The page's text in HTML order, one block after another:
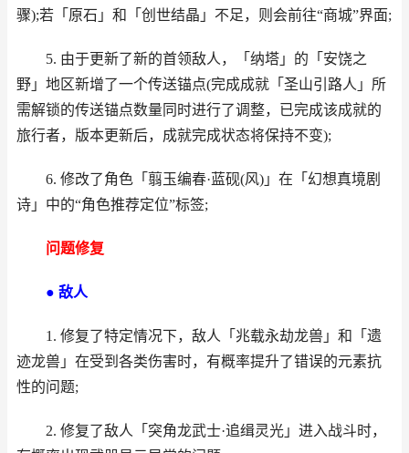
骤);若「原石」和「创世结晶」不足，则会前往“商城”界面;
5. 由于更新了新的首领敌人，「纳塔」的「安饶之
野」地区新增了一个传送锚点(完成成就「圣山引路人」所
需解锁的传送锚点数量同时进行了调整，已完成该成就的
旅行者，版本更新后，成就完成状态将保持不变);
6. 修改了角色「翦玉编春·蓝砚(风)」在「幻想真境剧
诗」中的“角色推荐定位”标签;
问题修复
● 敌人
1. 修复了特定情况下，敌人「兆载永劫龙兽」和「遗
迹龙兽」在受到各类伤害时，有概率提升了错误的元素抗
性的问题;
2. 修复了敌人「突角龙武士·追缉灵光」进入战斗时，